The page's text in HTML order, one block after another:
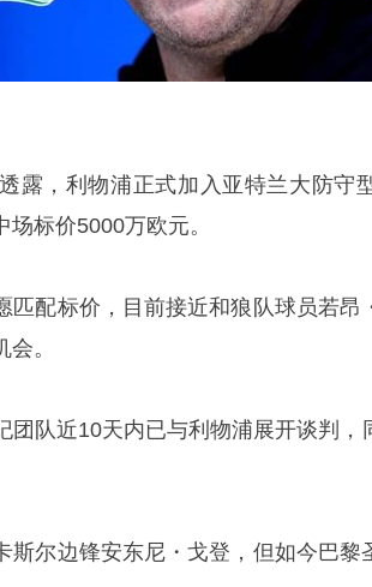
露，利物浦正式加入亚特兰大防守
标价5000万欧元。
匹配标价，目前接近和狼队球员若昂
。
队近10天内已与利物浦展开谈判，
斯尔边锋安东尼・戈登，但如今巴黎